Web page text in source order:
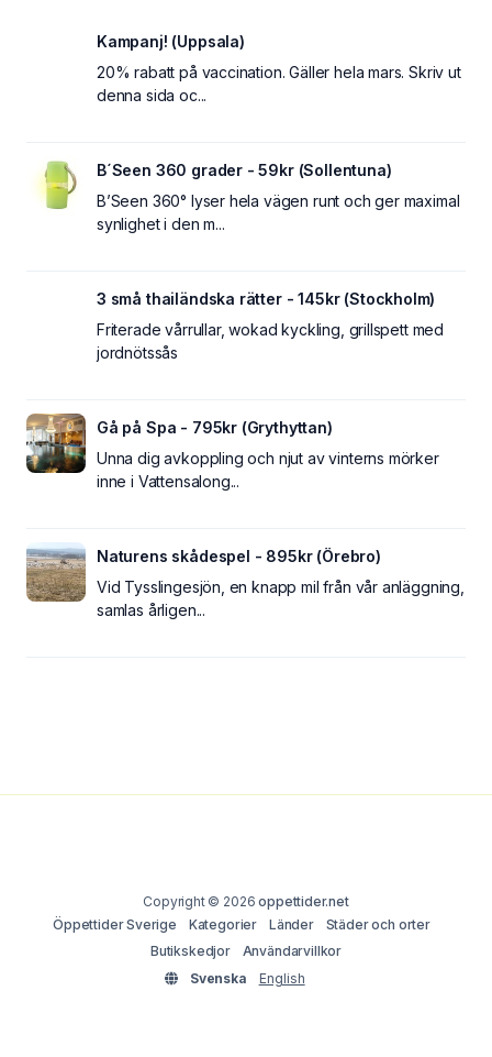
Kampanj! (Uppsala)
20% rabatt på vaccination. Gäller hela mars. Skriv ut
denna sida oc...
B´Seen 360 grader - 59kr (Sollentuna)
B’Seen 360° lyser hela vägen runt och ger maximal
synlighet i den m...
3 små thailändska rätter - 145kr (Stockholm)
Friterade vårrullar, wokad kyckling, grillspett med
jordnötssås
Gå på Spa - 795kr (Grythyttan)
Unna dig avkoppling och njut av vinterns mörker
inne i Vattensalong...
Naturens skådespel - 895kr (Örebro)
Vid Tysslingesjön, en knapp mil från vår anläggning,
samlas årligen...
Copyright © 2026oppettider.net
Öppettider Sverige
Kategorier Länder
Städer och orter
Butikskedjor
Användarvillkor
Svenska
English